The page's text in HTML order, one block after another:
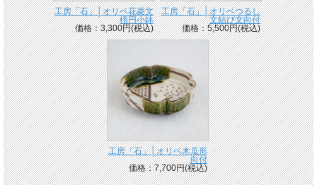
工房「石」│オリベ花菱文
楕円小鉢
価格：3,300円(税込)
工房「石」│オリベつるし
文結び文向付
価格：5,500円(税込)
工房「石」│オリベ木瓜形
向付
価格：7,700円(税込)